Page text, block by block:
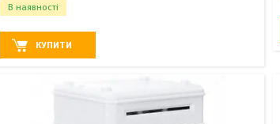
В наявності
КУПИТИ